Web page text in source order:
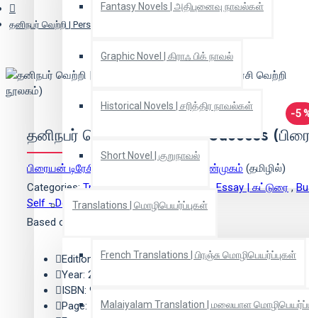
Fantasy Novels | அதிபுனைவு நாவல்கள்
Graphic Novel | கிராஃ பிக் நாவல்
Historical Novels | சரித்திர நாவல்கள்
Short Novel | குறுநாவல்
Translations | மொழிபெயர்ப்புகள்
French Translations | பிரஞ்சு மொழிபெயர்ப்புகள்
Malaiyalam Translation | மலையாள
தனிநபர் வெற்றி | Personal Success (பிரையன் டிரேசி வெற்றி நூலகம்)
-5
தனிநபர் வெற்றி | Personal Success
பிரையன் டிரேசி நாகலட்சுமி சண்முகம் (தமிழில்)
Categories: Translation | மொழிபெயர்ப்பு Essay | கட்டுரை ,
Self - Development | சுயமுன்னேற்றம்
Based on 0 reviews.
Edition: 1
Year: 2018
ISBN: 9789387383470
Page: 132